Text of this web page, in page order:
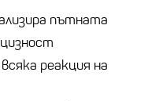
пътната
реакция на